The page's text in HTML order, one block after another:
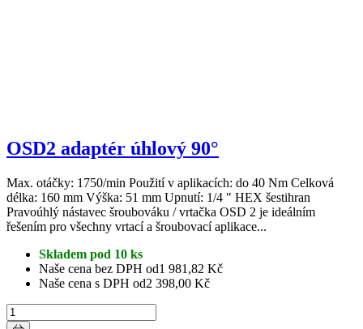
OSD2 adaptér úhlový 90°
Max. otáčky: 1750/min Použití v aplikacích: do 40 Nm Celková
délka: 160 mm Výška: 51 mm Upnutí: 1/4 " HEX šestihran
Pravoúhlý nástavec šroubováku / vrtačka OSD 2 je ideálním
řešením pro všechny vrtací a šroubovací aplikace...
Skladem pod 10 ks
Naše cena bez DPH od1 981,82 Kč
Naše cena s DPH od2 398,00 Kč